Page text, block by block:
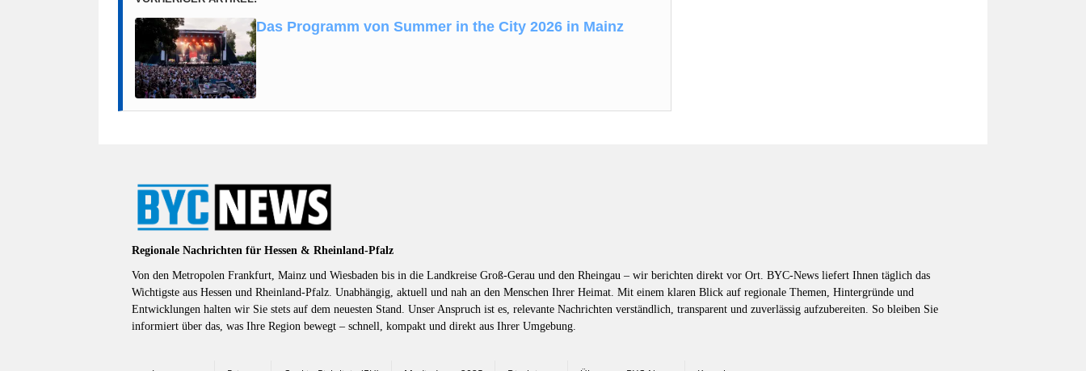
Das Programm von Summer in the City 2026 in Mainz
Regionale Nachrichten für Hessen & Rheinland-Pfalz
Von den Metropolen Frankfurt, Mainz und Wiesbaden bis in die Landkreise Groß-Gerau und den Rheingau – wir berichten direkt vor Ort. BYC-News liefert Ihnen täglich das
Wichtigste aus Hessen und Rheinland-Pfalz. Unabhängig, aktuell und nah an den Menschen Ihrer Heimat. Mit einem klaren Blick auf regionale Themen, Hintergründe und
Entwicklungen halten wir Sie stets auf dem neuesten Stand. Unser Anspruch ist es, relevante Nachrichten verständlich, transparent und zuverlässig aufzubereiten. So bleiben Sie
informiert über das, was Ihre Region bewegt – schnell, kompakt und direkt aus Ihrer Umgebung.